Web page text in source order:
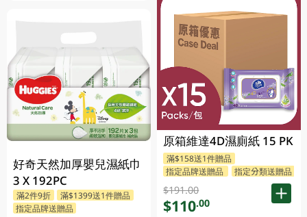
好奇天然加厚嬰兒濕紙巾
3 X 192PC
滿2件9折
滿$1399送1件贈品
指定品牌送贈品
原箱維達4D濕廁紙 15 PK
滿$158送1件贈品
指定品牌送贈品
指定分類送贈品
$191.00
$110.00